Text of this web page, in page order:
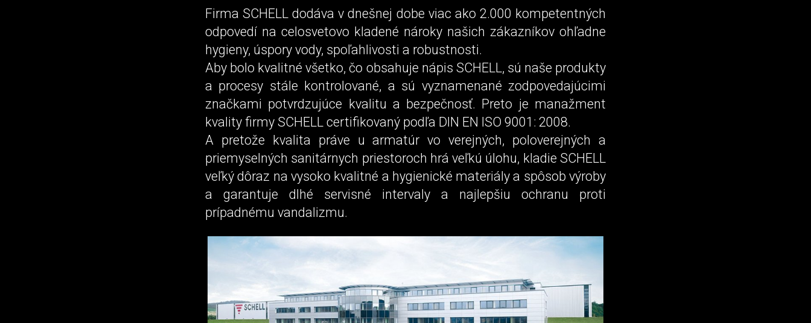
Firma SCHELL dodáva v dnešnej dobe viac ako 2.000 kompetentných
odpovedí na celosvetovo kladené nároky našich zákazníkov ohľadne
hygieny, úspory vody, spoľahlivosti a robustnosti.
Aby bolo kvalitné všetko, čo obsahuje nápis SCHELL, sú naše produkty
a procesy stále kontrolované, a sú vyznamenané zodpovedajúcimi
značkami potvrdzujúce kvalitu a bezpečnosť. Preto je manažment
kvality firmy SCHELL certifikovaný podľa DIN EN ISO 9001: 2008.
A pretože kvalita práve u armatúr vo verejných, poloverejných a
priemyselných sanitárnych priestoroch hrá veľkú úlohu, kladie SCHELL
veľký dôraz na vysoko kvalitné a hygienické materiály a spôsob výroby
a garantuje dlhé servisné intervaly a najlepšiu ochranu proti
prípadnému vandalizmu.